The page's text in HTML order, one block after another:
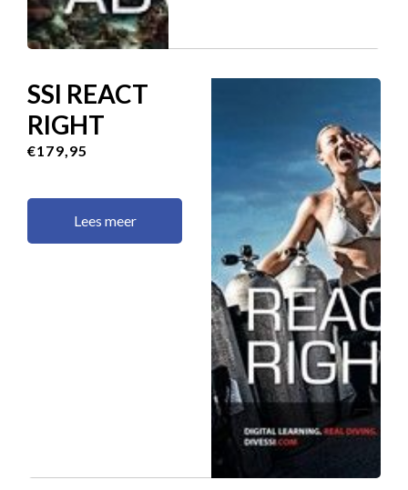
SSI REACT
RIGHT
€179,95
Lees meer